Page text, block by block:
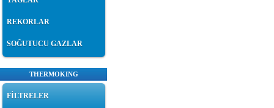
REKORLAR
SOĞUTUCU GAZLAR
THERMOKING
FİLTRELER